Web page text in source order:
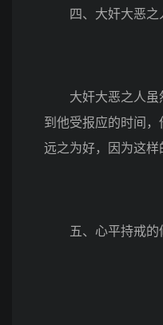
四、大奸大恶之
大奸大恶之人虽
到他受报应的时间
远之为好，因为这样
五、心平持戒的